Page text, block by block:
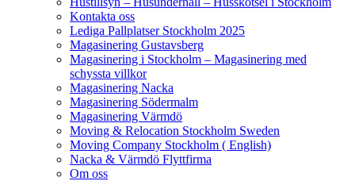
Kontakta oss
Lediga Pallplatser Stockholm 2025
Magasinering Gustavsberg
Magasinering i Stockholm – Magasinering med
schyssta villkor
Magasinering Nacka
Magasinering Södermalm
Magasinering Värmdö
Moving & Relocation Stockholm Sweden
Moving Company Stockholm ( English)
Nacka & Värmdö Flyttfirma
Om oss